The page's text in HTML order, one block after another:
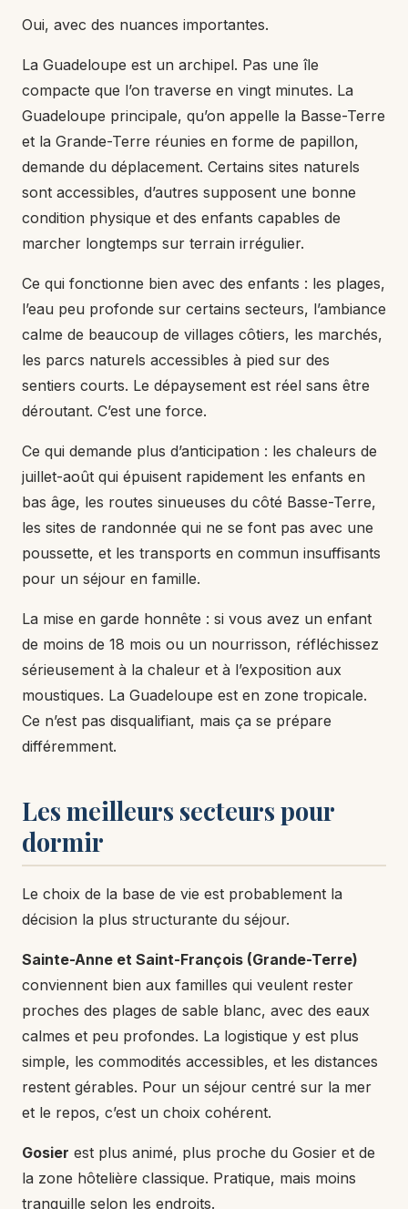
Oui, avec des nuances importantes.
La Guadeloupe est un archipel. Pas une île
compacte que l’on traverse en vingt minutes. La
Guadeloupe principale, qu’on appelle la Basse-Terre
et la Grande-Terre réunies en forme de papillon,
demande du déplacement. Certains sites naturels
sont accessibles, d’autres supposent une bonne
condition physique et des enfants capables de
marcher longtemps sur terrain irrégulier.
Ce qui fonctionne bien avec des enfants : les plages,
l’eau peu profonde sur certains secteurs, l’ambiance
calme de beaucoup de villages côtiers, les marchés,
les parcs naturels accessibles à pied sur des
sentiers courts. Le dépaysement est réel sans être
déroutant. C’est une force.
Ce qui demande plus d’anticipation : les chaleurs de
juillet-août qui épuisent rapidement les enfants en
bas âge, les routes sinueuses du côté Basse-Terre,
les sites de randonnée qui ne se font pas avec une
poussette, et les transports en commun insuffisants
pour un séjour en famille.
La mise en garde honnête : si vous avez un enfant
de moins de 18 mois ou un nourrisson, réfléchissez
sérieusement à la chaleur et à l’exposition aux
moustiques. La Guadeloupe est en zone tropicale.
Ce n’est pas disqualifiant, mais ça se prépare
différemment.
Les meilleurs secteurs pour
dormir
Le choix de la base de vie est probablement la
décision la plus structurante du séjour.
Sainte-Anne et Saint-François (Grande-Terre)
conviennent bien aux familles qui veulent rester
proches des plages de sable blanc, avec des eaux
calmes et peu profondes. La logistique y est plus
simple, les commodités accessibles, et les distances
restent gérables. Pour un séjour centré sur la mer
et le repos, c’est un choix cohérent.
Gosier est plus animé, plus proche du Gosier et de
la zone hôtelière classique. Pratique, mais moins
tranquille selon les endroits.